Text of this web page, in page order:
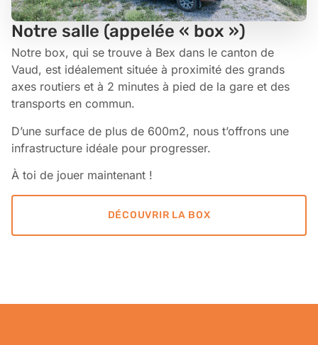
Notre salle (appelée « box »)
Notre box, qui se trouve à Bex dans le canton de
Vaud, est idéalement située à proximité des grands
axes routiers et à 2 minutes à pied de la gare et des
transports en commun.
D’une surface de plus de 600m2, nous t’offrons une
infrastructure idéale pour progresser.
À toi de jouer maintenant !
DÉCOUVRIR LA BOX